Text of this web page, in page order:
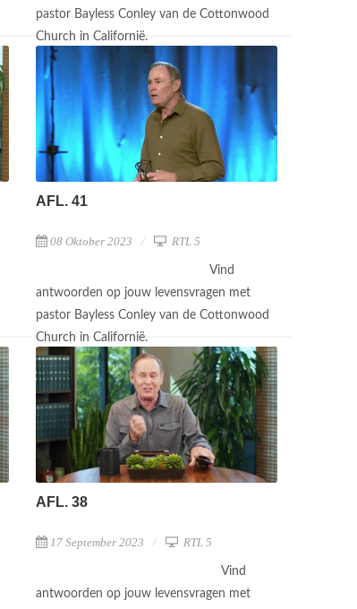
pastor Bayless Conley van de Cottonwood
Church in Californië.
AFL. 41
08 Oktober 2023 RTL 5
Vind
antwoorden op jouw levensvragen met
pastor Bayless Conley van de Cottonwood
Church in Californië.
AFL. 38
17 September 2023 RTL 5
Vind
antwoorden op jouw levensvragen met